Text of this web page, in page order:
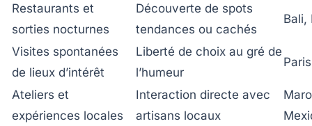
Restaurants et
sorties nocturnes
Découverte de spots
tendances ou cachés
Bali,
Visites spontanées
de lieux d’intérêt
Liberté de choix au gré de
l’humeur
Ateliers et
expériences locales
Interaction directe avec
artisans locaux